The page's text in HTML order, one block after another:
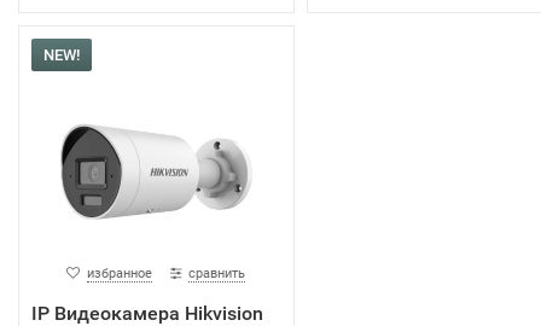
NEW!
избранное сравнить
IP Видеокамера Hikvision